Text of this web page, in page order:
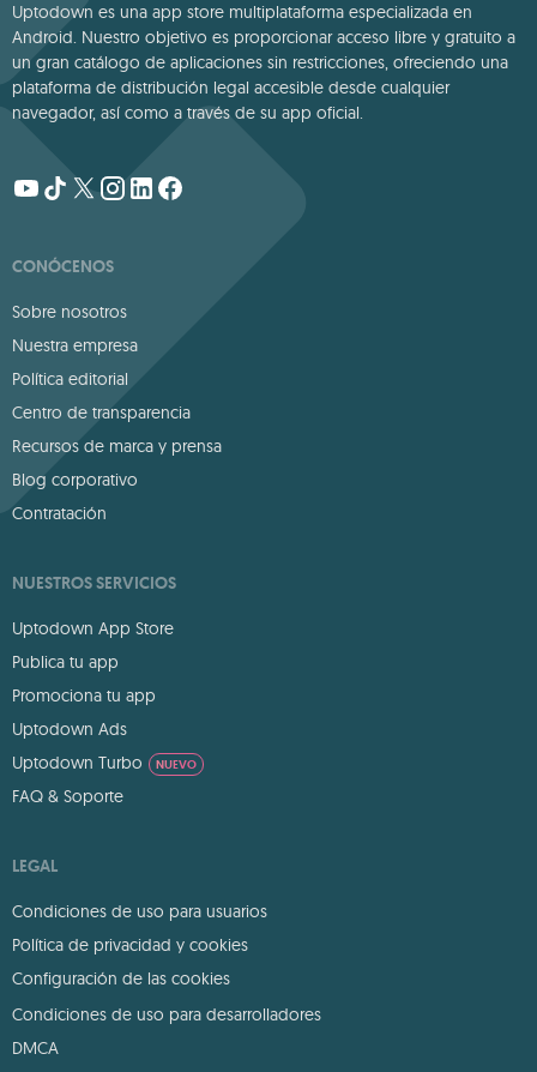
Uptodown es una app store multiplataforma especializada en
Android. Nuestro objetivo es proporcionar acceso libre y gratuito a
un gran catálogo de aplicaciones sin restricciones, ofreciendo una
plataforma de distribución legal accesible desde cualquier
navegador, así como a través de su app oficial.
CONÓCENOS
Sobre nosotros
Nuestra empresa
Política editorial
Centro de transparencia
Recursos de marca y prensa
Blog corporativo
Contratación
NUESTROS SERVICIOS
Uptodown App Store
Publica tu app
Promociona tu app
Uptodown Ads
Uptodown Turbo
NUEVO
FAQ & Soporte
LEGAL
Condiciones de uso para usuarios
Política de privacidad y cookies
Configuración de las cookies
Condiciones de uso para desarrolladores
DMCA